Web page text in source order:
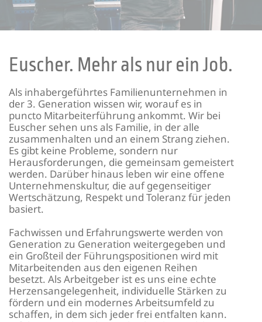
Euscher. Mehr als nur ein Job.
Als inhabergeführtes Familienunternehmen in
der 3. Generation wissen wir, worauf es in
puncto Mitarbeiterführung ankommt. Wir bei
Euscher sehen uns als Familie, in der alle
zusammenhalten und an einem Strang ziehen.
Es gibt keine Probleme, sondern nur
Herausforderungen, die gemeinsam gemeistert
werden. Darüber hinaus leben wir eine offene
Unternehmenskultur, die auf gegenseitiger
Wertschätzung, Respekt und Toleranz für jeden
basiert.
Fachwissen und Erfahrungswerte werden von
Generation zu Generation weitergegeben und
ein Großteil der Führungspositionen wird mit
Mitarbeitenden aus den eigenen Reihen
besetzt. Als Arbeitgeber ist es uns eine echte
Herzensangelegenheit, individuelle Stärken zu
fördern und ein modernes Arbeitsumfeld zu
schaffen, in dem sich jeder frei entfalten kann.